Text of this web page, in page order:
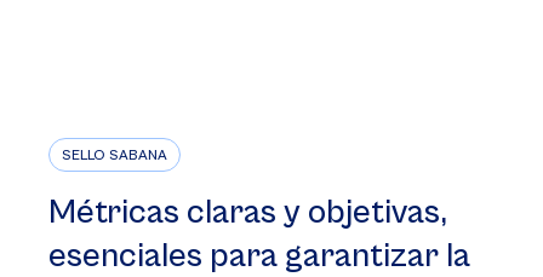
SELLO SABANA
Métricas claras y objetivas,
esenciales para garantizar la